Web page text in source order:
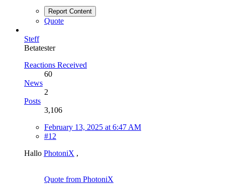
Report Content
Quote
Steff
Betatester
Reactions Received
60
News
2
Posts
3,106
February 13, 2025 at 6:47 AM
#12
Hallo PhotoniX ,
Quote from PhotoniX